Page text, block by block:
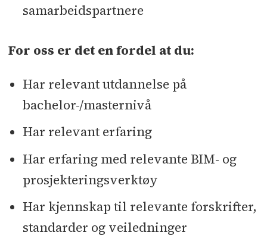
samarbeidspartnere
For oss er det en fordel at du:
Har relevant utdannelse på
bachelor-/masternivå
Har relevant erfaring
Har erfaring med relevante BIM- og
prosjekteringsverktøy
Har kjennskap til relevante forskrifter,
standarder og veiledninger